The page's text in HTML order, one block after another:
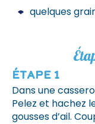
quelques
Étape 1
Dans une
Pelez et hachez
gousses d’ail.